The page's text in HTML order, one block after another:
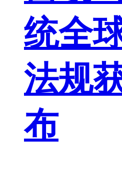
统全
法规
布